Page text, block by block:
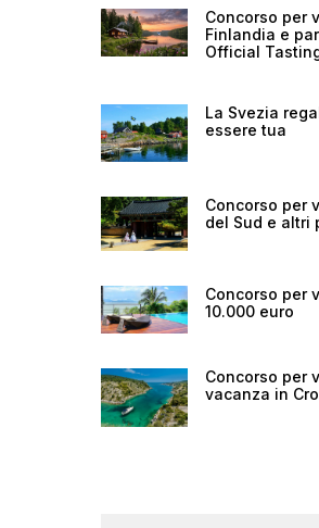
Concorso per
Finlandia e
Official
La Svezia
essere tua
Concorso per
del Sud e altri
Concorso per
10.000 euro
Concorso per
vacanza in